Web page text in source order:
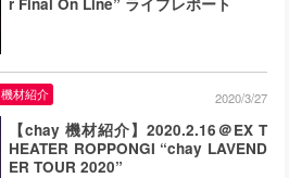
r Final On Line” ライブレポート
【chay 機材紹介】2020.2.16＠EX T
HEATER ROPPONGI “chay LAVEND
ER TOUR 2020”
機材紹介 2020/3/27